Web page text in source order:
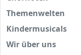
Themenwelten
Kindermusicals
Wir über uns